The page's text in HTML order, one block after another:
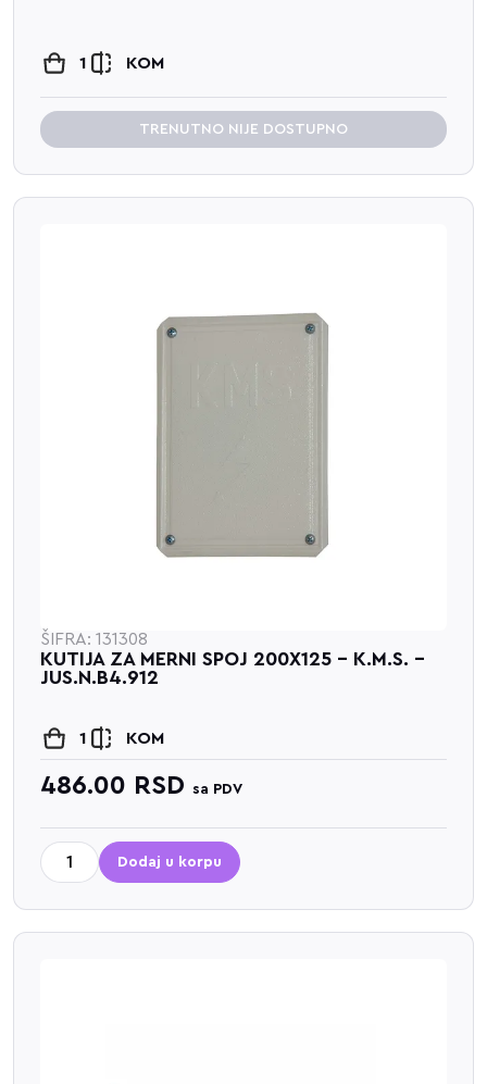
1 KOM
TRENUTNO NIJE DOSTUPNO
ŠIFRA: 131308
KUTIJA ZA MERNI SPOJ 200X125 - K.M.S. -
JUS.N.B4.912
1 KOM
486.00 RSD sa PDV
Dodaj u korpu